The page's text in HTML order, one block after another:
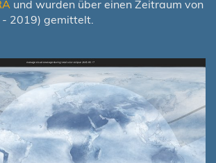
und wurden über einen Zeitraum von
- 2019) gemittelt.